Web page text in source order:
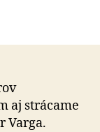
chaosom
aj strácame
Varga.